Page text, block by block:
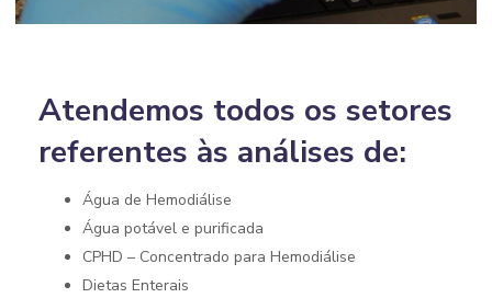
Atendemos todos os setores
referentes às análises de:
Água de Hemodiálise
Água potável e purificada
CPHD – Concentrado para Hemodiálise
Dietas Enterais